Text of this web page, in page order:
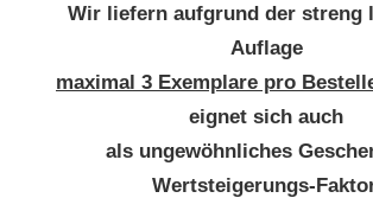
Wir liefern aufgrund der streng
Auflage
maximal 3 Exemplare pro
eignet sich auch
als ungewöhnliches
Wertsteigerungs-